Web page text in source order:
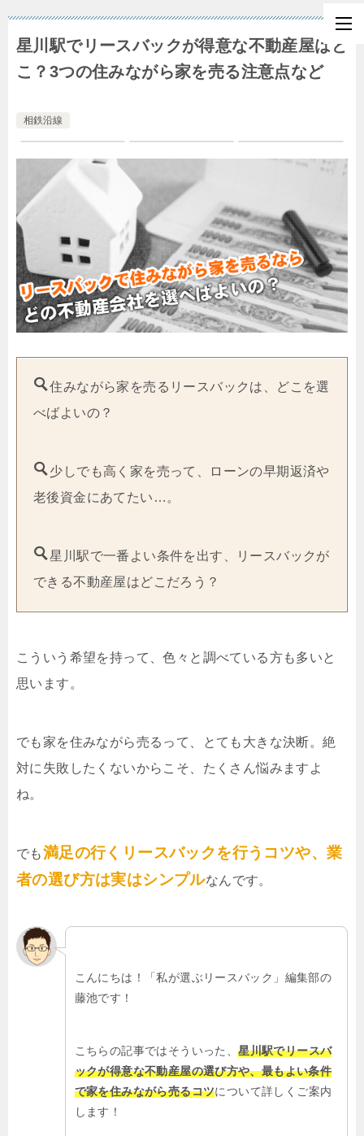
星川駅でリースバックが得意な不動産屋はど
こ？3つの住みながら家を売る注意点など
相鉄沿線
住みながら家を売るリースバックは、どこを選
べばよいの？
少しでも高く家を売って、ローンの早期返済や
老後資金にあてたい…。
星川駅で一番よい条件を出す、リースバックが
できる不動産屋はどこだろう？
こういう希望を持って、色々と調べている方も多いと
思います。
でも家を住みながら売るって、とても大きな決断。絶
対に失敗したくないからこそ、たくさん悩みますよ
ね。
でも満足の行くリースバックを行うコツや、業
者の選び方は実はシンプルなんです。
こんにちは！「私が選ぶリースバック」編集部の
藤池です！
こちらの記事ではそういった、星川駅でリースバ
ックが得意な不動産屋の選び方や、最もよい条件
で家を住みながら売るコツについて詳しくご案内
します！